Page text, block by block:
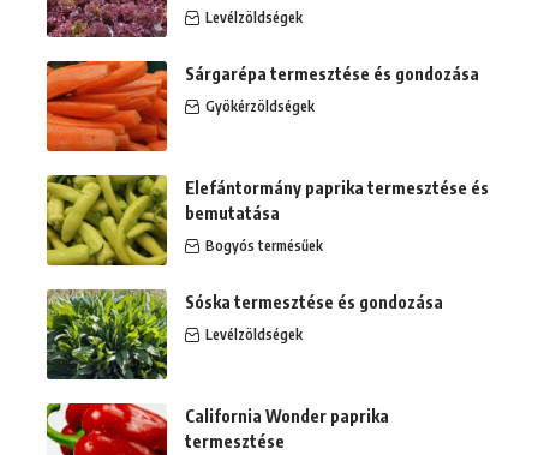
Levélzöldségek
Sárgarépa termesztése és gondozása
Gyökérzöldségek
Elefántormány paprika termesztése és
bemutatása
Bogyós termésűek
Sóska termesztése és gondozása
Levélzöldségek
California Wonder paprika
termesztése